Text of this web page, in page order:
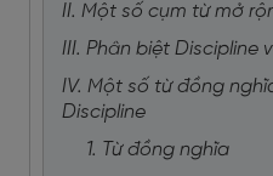
II. Một số cụm từ mở
III. Phân biệt Discipline
IV. Một số từ đồng
Discipline
1. Từ đồng nghĩa